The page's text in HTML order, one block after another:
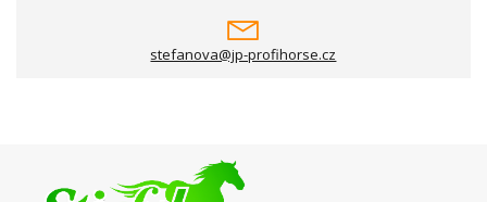
stefanova@jp-profihorse.cz